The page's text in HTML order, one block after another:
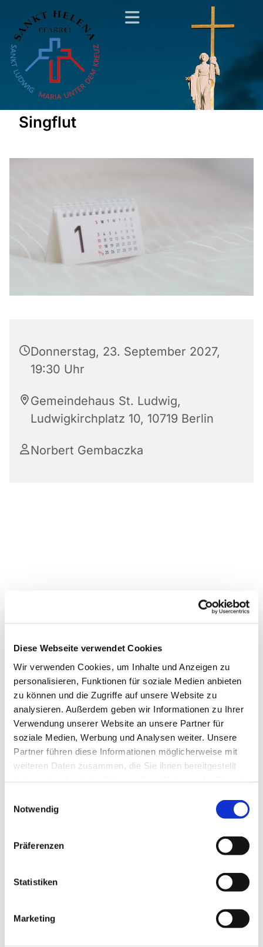
Diese Webseite verwendet Cookies
Wir verwenden Cookies, um Inhalte und Anzeigen zu
personalisieren, Funktionen für soziale Medien anbieten
zu können und die Zugriffe auf unsere Website zu
analysieren. Außerdem geben wir Informationen zu Ihrer
Verwendung unserer Website an unsere Partner für
soziale Medien, Werbung und Analysen weiter. Unsere
Partner führen diese Informationen möglicherweise mit
weiteren Daten zusammen, die Sie ihnen bereitgestellt
Notwendig
Präferenzen
Statistiken
Marketing
Singflut
Donnerstag, 23. September 2027,
19:30 Uhr
Gemeindehaus St. Ludwig,
Ludwigkirchplatz 10, 10719 Berlin
Norbert Gembaczka
Dies könnte Sie auch
interessieren